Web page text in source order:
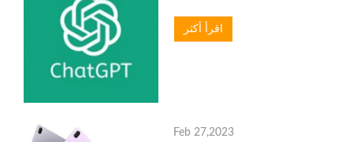
اقرأ أكثر
Feb 27,2023